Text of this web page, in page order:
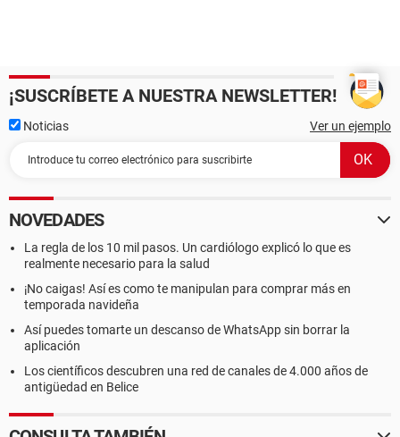
¡SUSCRÍBETE A NUESTRA NEWSLETTER!
Noticias Ver un ejemplo
NOVEDADES
La regla de los 10 mil pasos. Un cardiólogo explicó lo que es
realmente necesario para la salud
¡No caigas! Así es como te manipulan para comprar más en
temporada navideña
Así puedes tomarte un descanso de WhatsApp sin borrar la
aplicación
Los científicos descubren una red de canales de 4.000 años de
antigüedad en Belice